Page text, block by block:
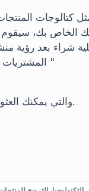
الخاص بك، سيقوم
المشتريات التي تمت باستخدام هذا الرمز ومعلومات الدفع في نافذة "
"، والتي يمكنك العثور عليها ضمن معلومات الحساب في أعلى يمين اللوحة.